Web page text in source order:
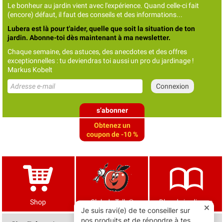
Le bonheur au jardin vient avec l'expérience. Quand celle-ci fait
(encore) défaut, il faut des conseils et des informations...
Lubera est là pour t'aider, quelle que soit la situation de ton
jardin. Abonne-toi dès maintenant à ma newsletter.
Chaque semaine, des astuces, des anecdotes et des offres
exceptionnelles : tu deviendras toi aussi un pro du jardinage !
Markus Kobelt
s’abonner
Obtenez un
coupon de -10 %
Shop Club de Tells® Blog de jardinage